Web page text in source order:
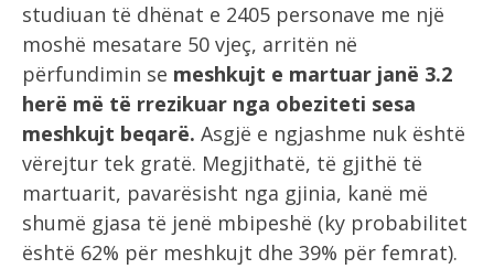
studiuan të dhënat e 2405 personave me një
moshë mesatare 50 vjeç, arritën në
përfundimin se meshkujt e martuar janë 3.2
herë më të rrezikuar nga obeziteti sesa
meshkujt beqarë. Asgjë e ngjashme nuk është
vërejtur tek gratë. Megjithatë, të gjithë të
martuarit, pavarësisht nga gjinia, kanë më
shumë gjasa të jenë mbipeshë (ky probabilitet
është 62% për meshkujt dhe 39% për femrat).